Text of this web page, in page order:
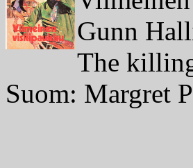
Gunn
The
Suom: Margret